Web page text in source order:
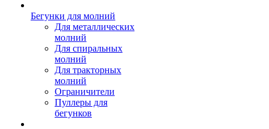
Бегунки для молний
Для металлических
молний
Для спиральных
молний
Для тракторных
молний
Ограничители
Пуллеры для
бегунков